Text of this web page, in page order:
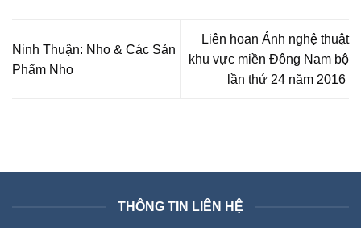
Ninh Thuận: Nho & Các Sản
Phẩm Nho
Liên hoan Ảnh nghệ thuật
khu vực miền Đông Nam bộ
lần thứ 24 năm 2016
THÔNG TIN LIÊN HỆ